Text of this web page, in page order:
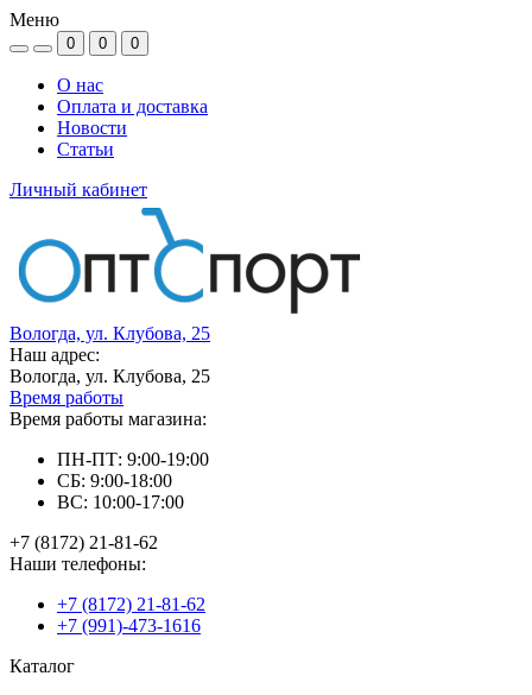
Меню
0 0 0
О нас
Оплата и доставка
Новости
Статьи
Личный кабинет
Вологда, ул. Клубова, 25
Наш адрес:
Вологда, ул. Клубова, 25
Время работы
Время работы магазина:
ПН-ПТ: 9:00-19:00
СБ: 9:00-18:00
ВС: 10:00-17:00
+7 (8172) 21-81-62
Наши телефоны:
+7 (8172) 21-81-62
+7 (991)-473-1616
Каталог